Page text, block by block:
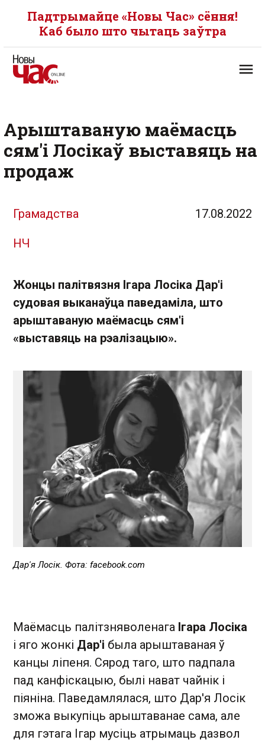
Падтрымайце «Новы Час» сёння!
Каб было што чытаць заўтра
Арыштаваную маёмасць
сям'і Лосікаў выставяць на
продаж
Грамадства 17.08.2022
НЧ
Жонцы палітвязня Ігара Лосіка Дар'і
судовая выканаўца паведаміла, што
арыштаваную маёмасць сям'і
«выставяць на рэалізацыю».
Дар'я Лосік. Фота: facebook.com
Маёмасць палітзняволенага Ігара Лосіка
і яго жонкі Дар'і была арыштаваная ў
канцы ліпеня. Сярод таго, што падпала
пад канфіскацыю, былі нават чайнік і
піяніна. Паведамлялася, што Дар'я Лосік
зможа выкупіць арыштаванае сама, але
для гэтага Ігар мусіць атрымаць дазвол